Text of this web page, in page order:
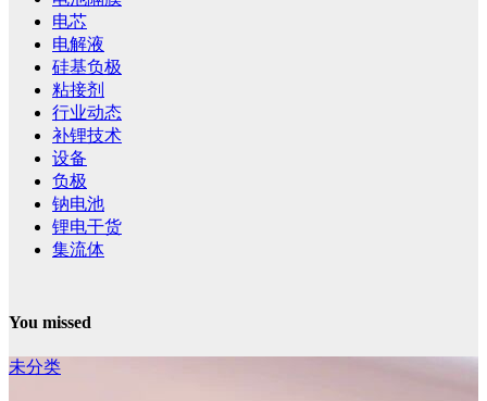
电芯
电解液
硅基负极
粘接剂
行业动态
补锂技术
设备
负极
钠电池
锂电干货
集流体
You missed
未分类